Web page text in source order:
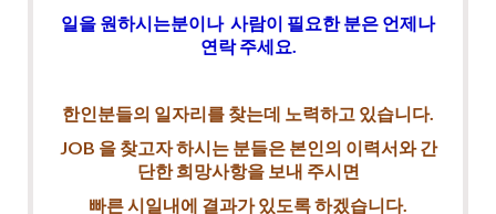
일을 원하시는분이나 사람이 필요한 분은 언제나
연락 주세요.
한인분들의 일자리를 찾는데 노력하고 있습니다.
JOB 을 찾고자 하시는 분들은 본인의 이력서와 간
단한 희망사항을 보내 주시면
빠른 시일내에 결과가 있도록 하겠습니다.